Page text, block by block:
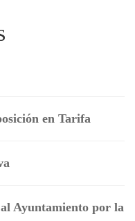
en Tarifa
Ayuntamiento por la